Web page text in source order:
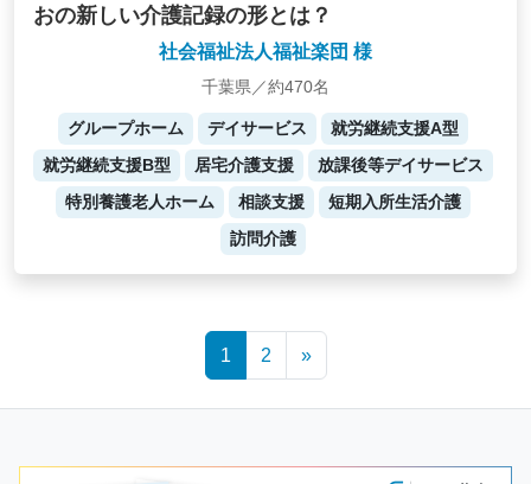
おの新しい介護記録の形とは？
社会福祉法人福祉楽団 様
千葉県／約470名
グループホーム デイサービス
就労継続支援A型
就労継続支援B型
居宅介護支援
放課後等デイサービス
特別養護老人ホーム
相談支援
短期入所生活介護
訪問介護
1 2 »